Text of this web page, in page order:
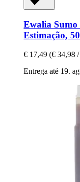
Ewalia
Estimação,
€ 17,49 (€ 34,98
Entrega até 19.